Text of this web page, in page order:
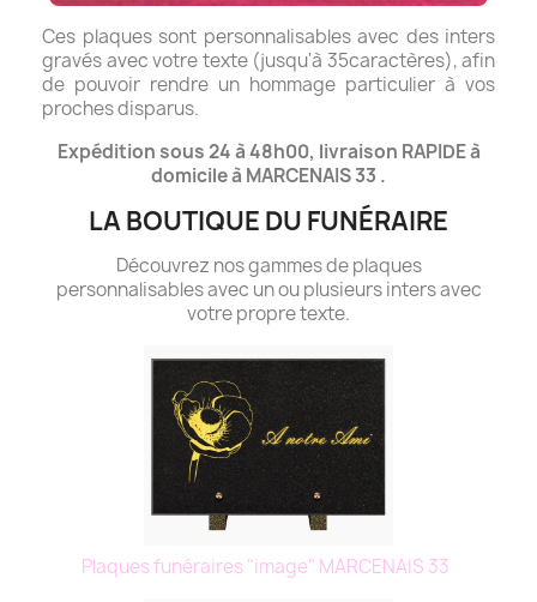
Ces plaques sont personnalisables avec des inters
gravés avec votre texte (jusqu'à 35caractères), afin
de pouvoir rendre un hommage particulier à vos
proches disparus.
Expédition sous 24 à 48h00, livraison RAPIDE à
domicile à MARCENAIS 33 .
LA BOUTIQUE DU FUNÉRAIRE
Découvrez nos gammes de plaques
personnalisables avec un ou plusieurs inters avec
votre propre texte.
Plaques funéraires "image" MARCENAIS 33